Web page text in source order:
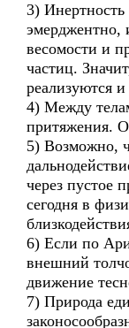
3)
эмерджентно,
весомости и
частиц.
реализуются
4) Между
притяжения.
5) Возможно,
через пустое
сегодня в
6) Если по
внешний
движение
7) Природа